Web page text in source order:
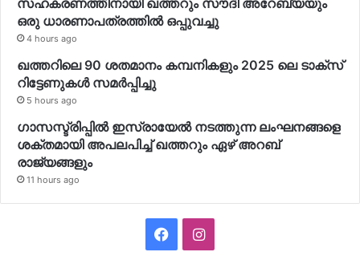
ഒരു ധാരണാപത്രത്തില്‍ ഒപ്പുവച്ചു
4 hours ago
ഖത്തറിലെ 90 ശതമാനം കമ്പനികളും 2025 ലെ ടാക്‌സ്
റിട്ടേണുകള്‍ സമര്‍പ്പിച്ചു
5 hours ago
ഗാസസ്ട്രിപ്പില്‍ ഇസ്രായേല്‍ നടത്തുന്ന ലംഘനങ്ങളെ
ശക്തമായി അപലപിച്ച് ഖത്തറും ഏഴ് അറബ്
രാജ്യങ്ങളും
11 hours ago
FacebookInstagram